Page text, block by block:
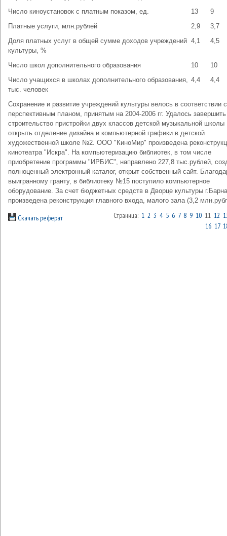
Число киноустановок с платным показом, ед.
13
9
Платные услуги, млн.рублей
2,9
3,7
Доля платных услуг в общей сумме доходов учреждений
культуры, %
4,1 4,5
Число школ дополнительного образования 10
10
Число учащихся в школах дополнительного образования,
тыс. человек
4,4 4,4
Сохранение и развитие учреждений культуры велось в соответствии с
перспективным планом, принятым на 2004-2006 гг. Удалось завершить
строительство пристройки двух классов детской музыкальной
открыть отделение дизайна и компьютерной графики в детской
художественной школе №2. ООО "КиноМир" произведена
кинотеатра "Искра". На компьютеризацию библиотек, в том числе
приобретение программы "ИРБИС", направлено 227,8 тыс.рублей,
полноценный электронный каталог, открыт собственный сайт.
выигранному гранту, в библиотеку №15 поступило компьютерное
оборудование. За счет бюджетных средств в Дворце культуры
произведена реконструкция главного входа, малого зала (3,2
Скачать реферат Страница: 1 2 3 4 5 6 7 8 9 10 11 12
16 17